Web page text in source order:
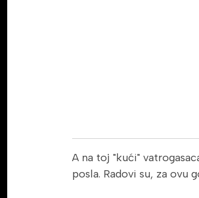
A na toj "kući"
posla. Radovi su, za ovu